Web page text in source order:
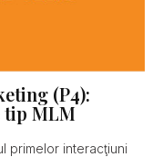
(P4):
tip MLM
primelor interacţiuni